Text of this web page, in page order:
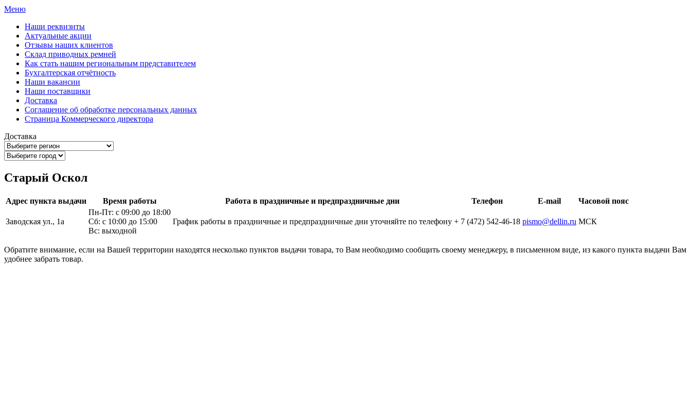
Меню
Наши реквизиты
Актуальные акции
Отзывы наших клиентов
Склад приводных ремней
Как стать нашим региональным представителем
Бухгалтерская отчётность
Наши вакансии
Наши поставщики
Доставка
Соглашение об обработке персональных данных
Страница Коммерческого директора
Доставка
Старый Оскол
Адрес пункта выдачи Время работы Работа в праздничные и предпраздничные дни Телефон E-mail Часовой пояс
Заводская ул., 1а
Пн-Пт: с 09:00 до 18:00
Сб: с 10:00 до 15:00
Вс: выходной
График работы в праздничные и предпраздничные дни уточняйте по телефону + 7 (472) 542-46-18 pismo@dellin.ru МСК
Обратите внимание, если на Вашей территории находятся несколько пунктов выдачи товара, то Вам необходимо сообщить своему менеджеру, в письменном виде, из какого пункта выдачи Вам
удобнее забрать товар.